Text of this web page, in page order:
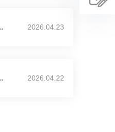
2026.04.23
2026.04.22